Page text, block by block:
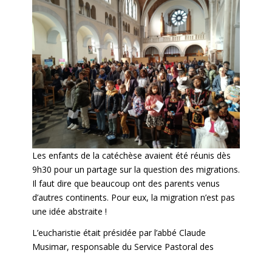
Les enfants de la catéchèse avaient été réunis dès
9h30 pour un partage sur la question des migrations.
Il faut dire que beaucoup ont des parents venus
d’autres continents. Pour eux, la migration n’est pas
une idée abstraite !
L’eucharistie était présidée par l’abbé Claude
Musimar, responsable du Service Pastoral des